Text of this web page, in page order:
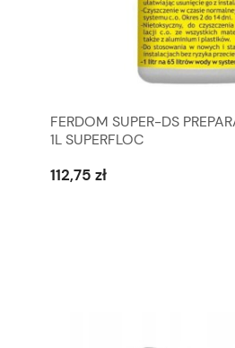
FERDOM SUPER-DS
1L SUPERFLOC
112,75 zł